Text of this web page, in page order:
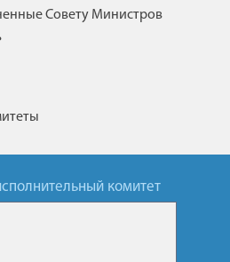
Совету Министров
комитет